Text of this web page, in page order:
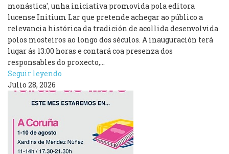
monástica', unha iniciativa promovida pola editora
lucense Initium Lar que pretende achegar ao público a
relevancia histórica da tradición de acollida desenvolvida
polos mosteiros ao longo dos séculos. A inauguración terá
lugar ás 13:00 horas e contará coa presenza dos
responsables do proxecto,…
Seguir leyendo
Julio 28, 2026